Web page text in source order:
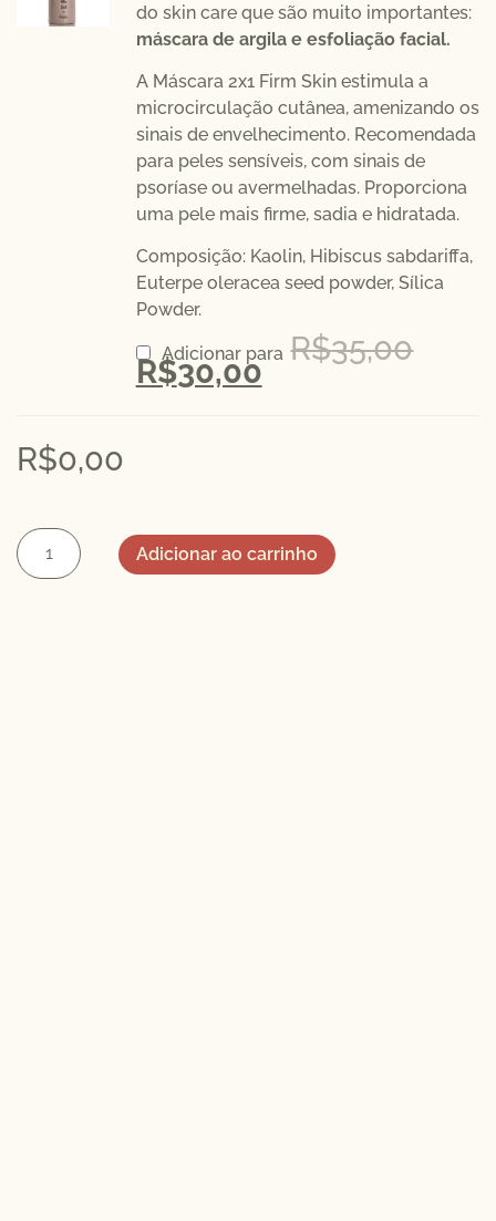
do skin care que são muito importantes:
máscara de argila e esfoliação facial.
A Máscara 2x1 Firm Skin estimula a
microcirculação cutânea, amenizando os
sinais de envelhecimento. Recomendada
para peles sensíveis, com sinais de
psoríase ou avermelhadas. Proporciona
uma pele mais firme, sadia e hidratada.
Composição: Kaolin, Hibiscus sabdariffa,
Euterpe oleracea seed powder, Sílica
Powder.
Adicionar para R$35,00
R$30,00
R$0,00
Adicionar ao carrinho